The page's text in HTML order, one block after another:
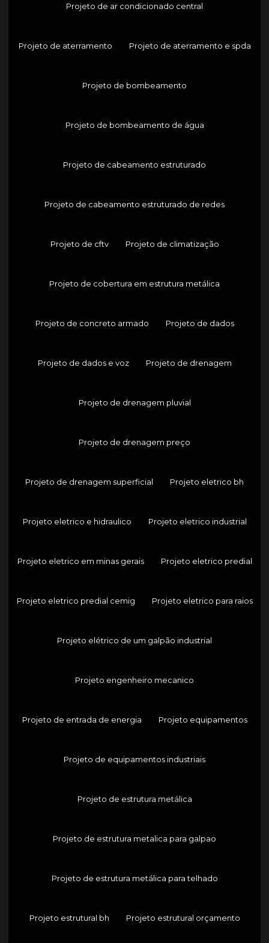
Projeto de ar condicionado central
Projeto de aterramento Projeto de aterramento e spda
Projeto de bombeamento
Projeto de bombeamento de água
Projeto de cabeamento estruturado
Projeto de cabeamento estruturado de redes
Projeto de cftv Projeto de climatização
Projeto de cobertura em estrutura metálica
Projeto de concreto armado Projeto de dados
Projeto de dados e voz Projeto de drenagem
Projeto de drenagem pluvial
Projeto de drenagem preço
Projeto de drenagem superficial Projeto eletrico bh
Projeto eletrico e hidraulico Projeto eletrico industrial
Projeto eletrico em minas gerais Projeto eletrico predial
Projeto eletrico predial cemig Projeto eletrico para raios
Projeto elétrico de um galpão industrial
Projeto engenheiro mecanico
Projeto de entrada de energia Projeto equipamentos
Projeto de equipamentos industriais
Projeto de estrutura metálica
Projeto de estrutura metalica para galpao
Projeto de estrutura metálica para telhado
Projeto estrutural bh Projeto estrutural orçamento